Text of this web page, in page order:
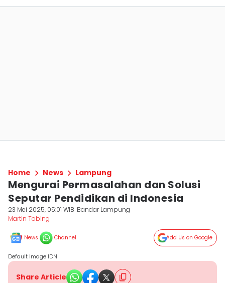
Home News Lampung
Mengurai Permasalahan dan Solusi
Seputar Pendidikan di Indonesia
23 Mei 2025, 05:01 WIB Bandar Lampung
Martin Tobing
News Channel Add Us on Google
Default Image IDN
Share Article